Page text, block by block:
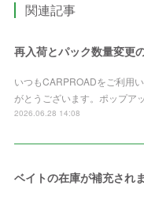
関連記事
再入荷とパック数量変更
いつもCARPROADをご利用
がとうございます。ポップア
2026.06.28 14:08
ベイトの在庫が補充され